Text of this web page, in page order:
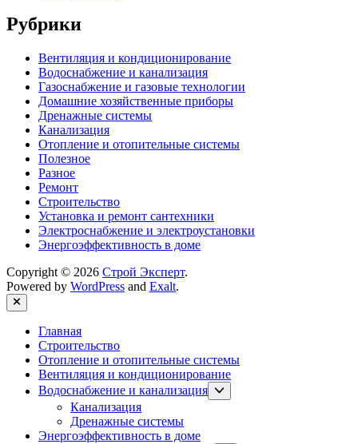
Рубрики
Вентиляция и кондиционирование
Водоснабжение и канализация
Газоснабжение и газовые технологии
Домашние хозяйственные приборы
Дренажные системы
Канализация
Отопление и отопительные системы
Полезное
Разное
Ремонт
Строительство
Установка и ремонт сантехники
Электроснабжение и электроустановки
Энергоэффективность в доме
Copyright © 2026 Строй Эксперт.
Powered by WordPress and Exalt.
Close
Главная
Строительство
Отопление и отопительные системы
Вентиляция и кондиционирование
Водоснабжение и канализация
Show
sub
Канализация
Дренажные системы
Энергоэффективность в доме